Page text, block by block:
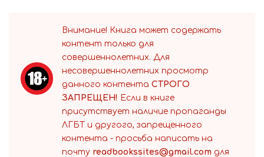
Внимание! Книга может содержать
контент только для
совершеннолетних. Для
несовершеннолетних просмотр
данного контента СТРОГО
ЗАПРЕЩЕН! Если в книге
присутствует наличие пропаганды
ЛГБТ и другого, запрещенного
контента - просьба написать на
почту readbookssites@gmail.com для